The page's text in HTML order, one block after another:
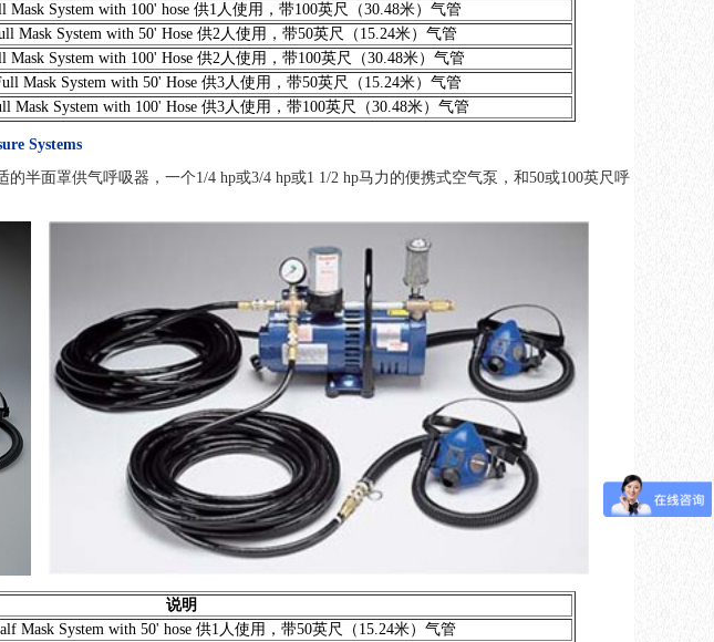
Mask System with 100' hose 供1人使用，带100英尺（30.48米）气管
Mask System with 50' Hose 供2人使用，带50英尺（15.24米）气管
Mask System with 100' Hose 供2人使用，带100英尺（30.48米）气管
Mask System with 50' Hose 供3人使用，带50英尺（15.24米）气管
Mask System with 100' Hose 供3人使用，带100英尺（30.48米）气管
Systems
半面罩供气呼吸器，一个1/4 hp或3/4 hp或1 1/2 hp马力的便携式空气泵，和50或100英尺呼
说明
Mask System with 50' hose 供1人使用，带50英尺（15.24米）气管